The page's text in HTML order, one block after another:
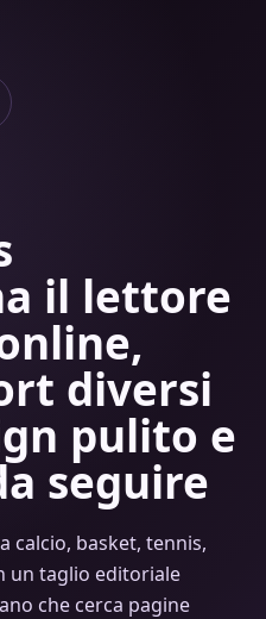
il lettore
diversi
pulito e
seguire
calcio, basket, tennis,
un taglio editoriale
che cerca pagine